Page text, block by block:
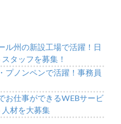
ル州の新設工場で活躍！日
タッフを募集！
プノンペンで活躍！事務員
お仕事ができるWEBサービ
人材を大募集